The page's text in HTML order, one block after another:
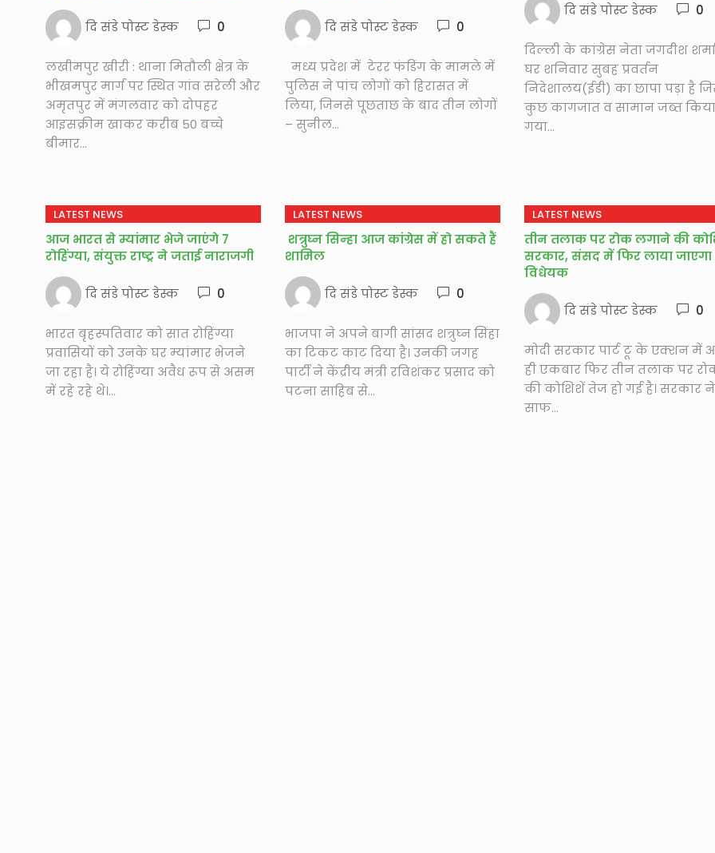
दि संडे पोस्ट डेस्क 0
लखीमपुर खीरी : थाना मितौली क्षेत्र के
भीखमपुर मार्ग पर स्थित गांव सरेली और
अमृतपुर में मंगलवार को दोपहर
आइसक्रीम खाकर करीब 50 बच्चे
बीमार...
दि संडे पोस्ट डेस्क 0
मध्य प्रदेश में टेरर फंडिंग के मामले में
पुलिस ने पांच लोगों को हिरासत में
लिया, जिनसे पूछताछ के बाद तीन लोगों
– सुनील...
दि संडे पोस्ट डेस्क 0
दिल्ली के कांग्रेस नेता जगदीश
घर शनिवार सुबह प्रवर्तन
निदेशालय(ईडी) का छापा पड़ा है
कुछ कागजात व सामान जब्त किया
गया...
LATEST NEWS
आज भारत से म्यांमार भेजे जाएंगे 7
रोहिंग्या, संयुक्त राष्ट्र ने जताई नाराजगी
दि संडे पोस्ट डेस्क 0
भारत बृहस्पतिवार को सात रोहिंग्या
प्रवासियों को उनके घर म्यांमार भेजने
जा रहा है। ये रोहिंग्या अवैध रूप से असम
में रहे रहे थे।...
LATEST NEWS
शत्रुघ्न सिन्हा आज कांग्रेस में हो सकते हैं
शामिल
दि संडे पोस्ट डेस्क 0
भाजपा ने अपने बागी सांसद शत्रुघ्न सिंहा
का टिकट काट दिया है। उनकी जगह
पार्टी ने केंद्रीय मंत्री रविशंकर प्रसाद को
पटना साहिब से...
LATEST NEWS
तीन तलाक पर रोक लगाने की
सरकार, संसद में फिर लाया जाएगा
विधेयक
दि संडे पोस्ट डेस्क 0
मोदी सरकार पार्ट टू के एक्शन में
ही एकबार फिर तीन तलाक पर
की कोशिशें तेज हो गई है। सरकार ने
साफ...